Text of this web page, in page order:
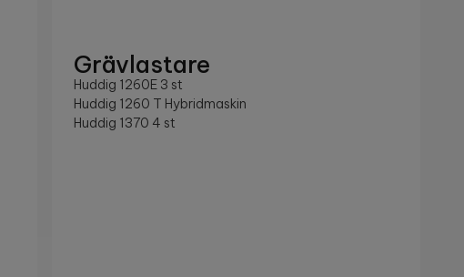
Grävlastare
Huddig 1260E 3 st
Huddig 1260 T Hybridmaskin
Huddig 1370 4 st